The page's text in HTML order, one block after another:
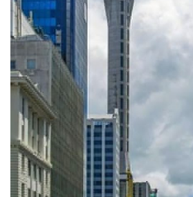
Ảnh: Pinterest
7. Thành phố Auckland (New Zealand)